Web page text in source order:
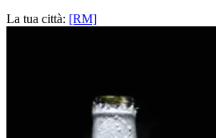
La tua città: [RM]